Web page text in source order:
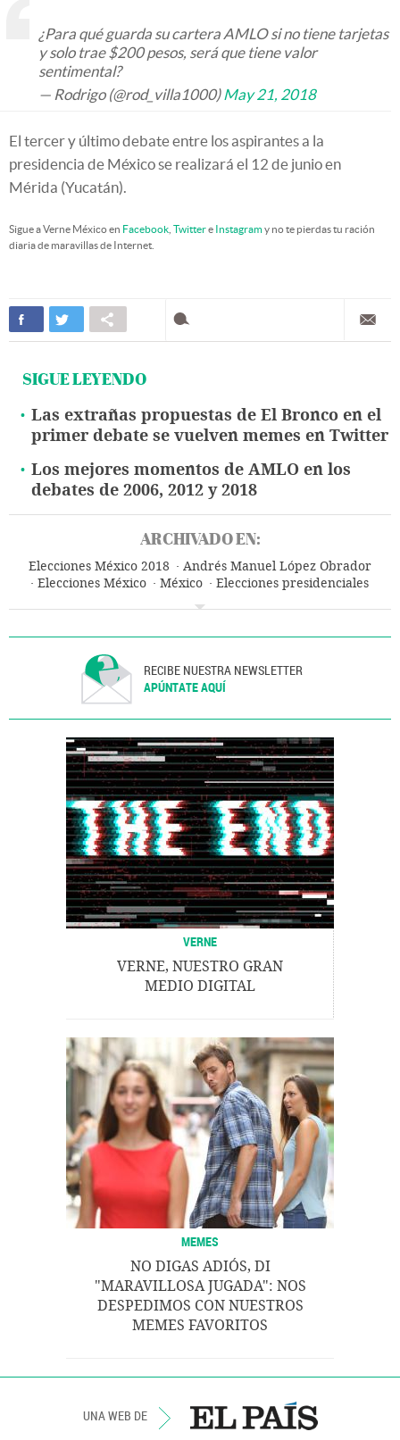
¿Para qué guarda su cartera AMLO si no tiene tarjetas
y solo trae $200 pesos, será que tiene valor
sentimental?
— Rodrigo (@rod_villa1000)May 21, 2018
El tercer y último debate entre los aspirantes a la
presidencia de México se realizará el 12 de junio en
Mérida (Yucatán).
Sigue a Verne México en Facebook Twittere Instagramy no te pierdas tu ración
diaria de maravillas de Internet.
SIGUE LEYENDO
Las extrañas propuestas de El Bronco en el
primer debate se vuelven memes en Twitter
Los mejores momentos de AMLO en los
debates de 2006, 2012 y 2018
ARCHIVADO EN:
Elecciones México 2018
Andrés Manuel López Obrador
Elecciones México
México
Elecciones presidenciales
RECIBE NUESTRA NEWSLETTER
APÚNTATE AQUÍ
VERNE
VERNE, NUESTRO GRAN
MEDIO DIGITAL
MEMES
NO DIGAS ADIÓS, DI
"MARAVILLOSA JUGADA": NOS
DESPEDIMOS CON NUESTROS
MEMES FAVORITOS
UNA WEB DE